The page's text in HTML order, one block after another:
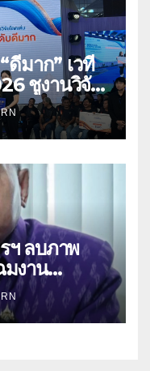
ดีมาก” เวที
ชูงานวิจัย
รรมสู่เชิง
ฯ ลบภาพ
มงาน
แคว 69” มุ่ง
วัตกรรม-จับ
สากล (คลิป)